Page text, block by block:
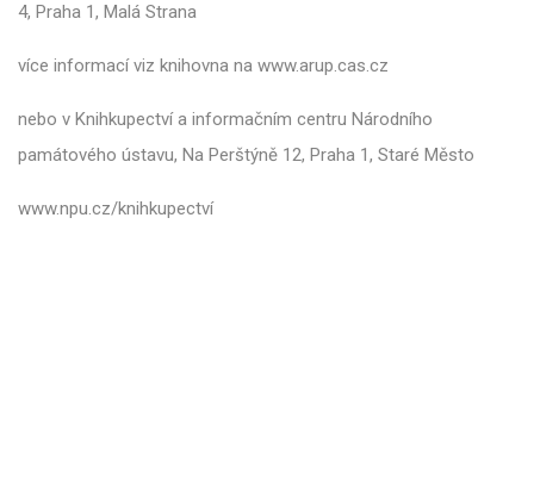
4, Praha 1, Malá Strana
více informací viz knihovna na www.arup.cas.cz
nebo v Knihkupectví a informačním centru Národního
památového ústavu, Na Perštýně 12, Praha 1, Staré Město
www.npu.cz/knihkupectví